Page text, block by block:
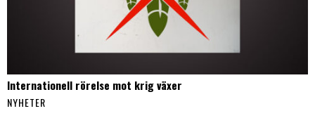
Internationell rörelse mot krig växer
NYHETER